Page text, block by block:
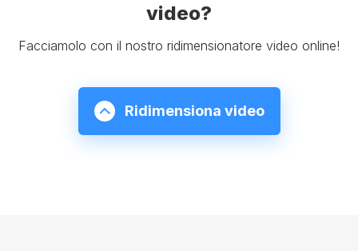
video?
Facciamolo con il nostro ridimensionatore video online!
Ridimensiona video